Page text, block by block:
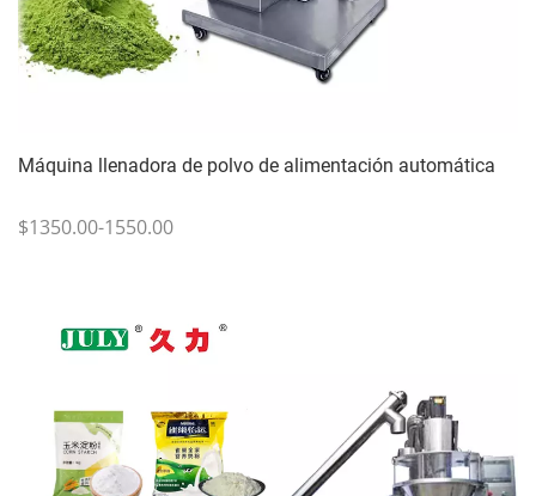
Máquina llenadora de polvo de alimentación automática
$1350.00-1550.00